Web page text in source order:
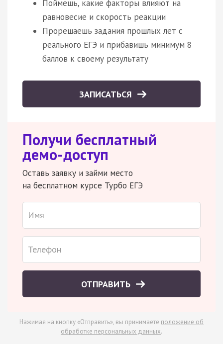
Поймешь, какие факторы влияют на
равновесие и скорость реакции
Прорешаешь задания прошлых лет с
реального ЕГЭ и прибавишь минимум 8
баллов к своему результату
ЗАПИСАТЬСЯ
Получи бесплатный
демо-доступ
Оставь заявку и займи место
на бесплатном курсе Турбо ЕГЭ
ОТПРАВИТЬ
Нажимая на кнопку «Отправить», вы принимаете положение об
обработке персональных данных.